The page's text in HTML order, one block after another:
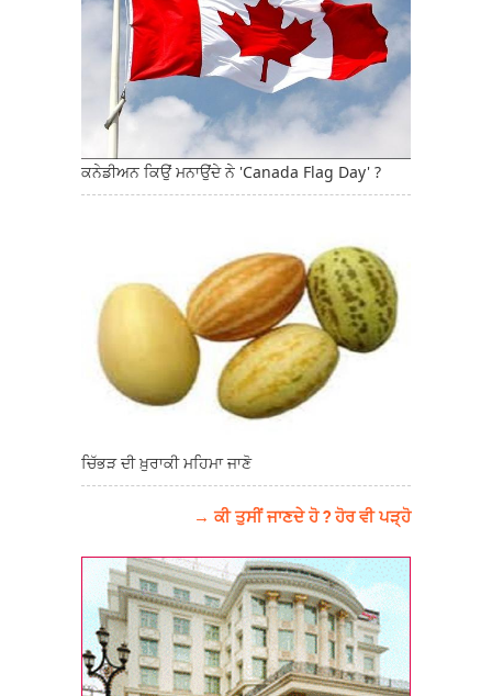
ਕਨੇਡੀਅਨ ਕਿਉਂ ਮਨਾਉਂਦੇ ਨੇ 'Canada Flag Day' ?
ਚਿੱਭੜ ਦੀ ਖ਼ੁਰਾਕੀ ਮਹਿਮਾ ਜਾਣੋ
→ ਕੀ ਤੁਸੀਂ ਜਾਣਦੇ ਹੋ ? ਹੋਰ ਵੀ ਪੜ੍ਹੋ